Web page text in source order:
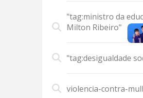
"tag:ministro da
Milton Ribeiro"
"tag:desigualdade
violencia-contra-